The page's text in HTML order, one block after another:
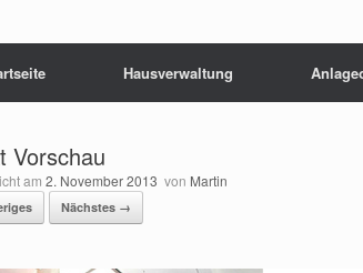
Hausverwaltung
Vorschau
am 2. November 2013 von Martin
Nächstes →